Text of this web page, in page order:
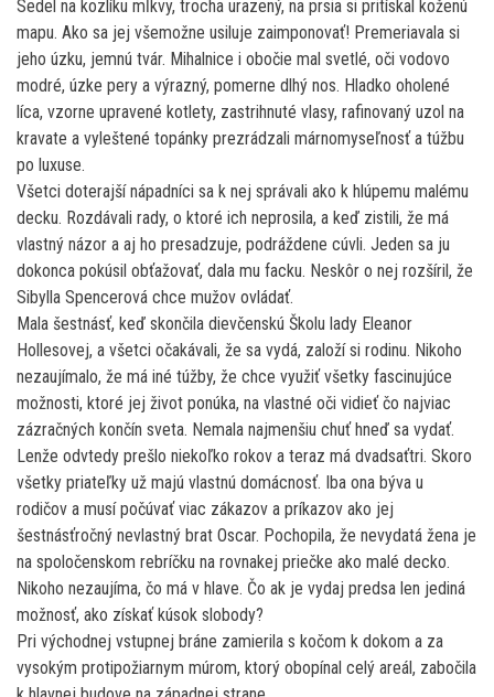
Sedel na kozlíku mĺkvy, trocha urazený, na prsia si pritískal koženú
mapu. Ako sa jej všemožne usiluje zaimponovať! Premeriavala si
jeho úzku, jemnú tvár. Mihalnice i obočie mal svetlé, oči vodovo
modré, úzke pery a výrazný, pomerne dlhý nos. Hladko oholené
líca, vzorne upravené kotlety, zastrihnuté vlasy, rafinovaný uzol na
kravate a vyleštené topánky prezrádzali márnomyseľnosť a túžbu
po luxuse.
Všetci doterajší nápadníci sa k nej správali ako k hlúpemu malému
decku. Rozdávali rady, o ktoré ich neprosila, a keď zistili, že má
vlastný názor a aj ho presadzuje, podráždene cúvli. Jeden sa ju
dokonca pokúsil obťažovať, dala mu facku. Neskôr o nej rozšíril, že
Sibylla Spencerová chce mužov ovládať.
Mala šestnásť, keď skončila dievčenskú Školu lady Eleanor
Hollesovej, a všetci očakávali, že sa vydá, založí si rodinu. Nikoho
nezaujímalo, že má iné túžby, že chce využiť všetky fascinujúce
možnosti, ktoré jej život ponúka, na vlastné oči vidieť čo najviac
zázračných končín sveta. Nemala najmenšiu chuť hneď sa vydať.
Lenže odvtedy prešlo niekoľko rokov a teraz má dvadsaťtri. Skoro
všetky priateľky už majú vlastnú domácnosť. Iba ona býva u
rodičov a musí počúvať viac zákazov a príkazov ako jej
šestnásťročný nevlastný brat Oscar. Pochopila, že nevydatá žena je
na spoločenskom rebríčku na rovnakej priečke ako malé decko.
Nikoho nezaujíma, čo má v hlave. Čo ak je vydaj predsa len jediná
možnosť, ako získať kúsok slobody?
Pri východnej vstupnej bráne zamierila s kočom k dokom a za
vysokým protipožiarnym múrom, ktorý obopínal celý areál, zabočila